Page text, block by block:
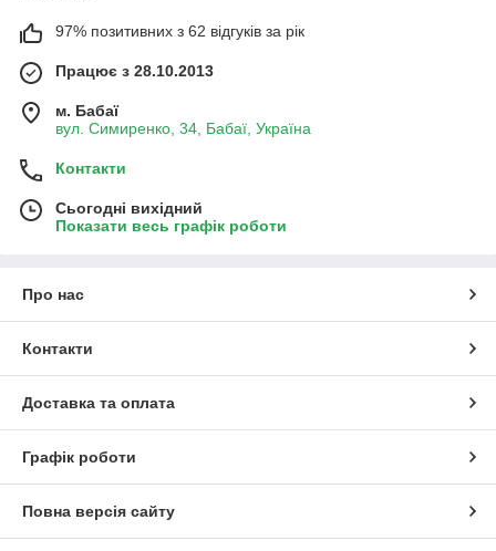
97% позитивних з 62 відгуків за рік
Працює з 28.10.2013
м. Бабаї
вул. Симиренко, 34, Бабаї, Україна
Контакти
Сьогодні вихідний
Показати весь графік роботи
Про нас
Контакти
Доставка та оплата
Графік роботи
Повна версія сайту